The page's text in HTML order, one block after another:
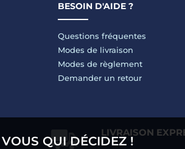
BESOIN D'AIDE ?
Questions fréquentes
Modes de livraison
Modes de règlement
Demander un retour
LIVRAISON
VOUS QUI DÉCIDEZ !